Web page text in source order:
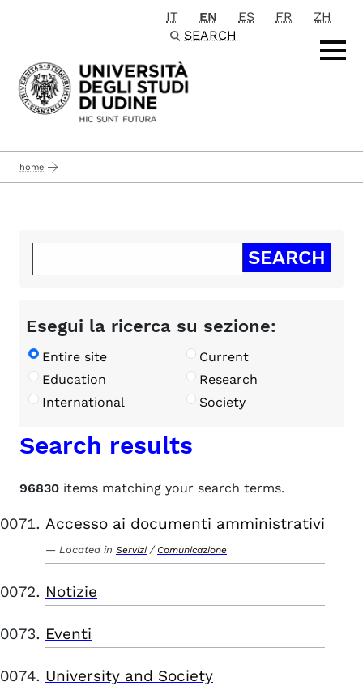
Passa al contenuto principale
IT EN ES FR
ZH
SEARCH
home
Esegui la ricerca su sezione:
Entire site
Current
Education
Research
International
Society
Search results
96830 items matching your search terms.
Accesso ai documenti amministrativi
Located in Servizi / Comunicazione
Notizie
Eventi
University and Society